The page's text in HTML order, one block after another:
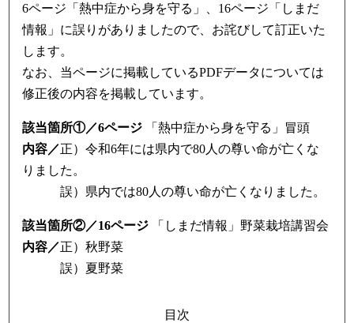
6ページ「熱中症から身を守る」、16ページ「しまだ
情報」に誤りがありましたので、お詫びして訂正いた
します。
なお、当ページに掲載しているPDFデータについては
修正後の内容を掲載しています。
該当箇所①／6ページ 「熱中症から身を守る」冒頭
内容／正）令和6年には県内で80人の尊い命が亡くな
りました。
誤）県内では80人の尊い命が亡くなりました。
該当箇所②／16ページ 「しまだ情報」野菜栽培講習会
内容／正）秋野菜
誤）夏野菜
目次